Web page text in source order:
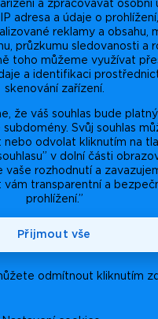
a zpracovávat osobní
adresa a údaje o
reklamy a obsahu,
průzkumu sledovanosti a
toho můžeme využívat
a identifikaci
skenování zařízení.
že váš souhlas bude
subdomény. Svůj souhlas
nebo odvolat kliknutím na
v dolní části
vaše rozhodnutí a
transparentní a
prohlížení.”
odmítnout kliknutím
Přijmout vše